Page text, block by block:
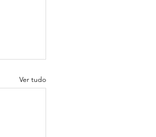
Ver tudo